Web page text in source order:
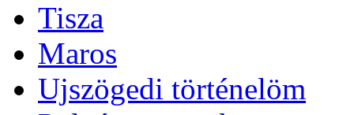
Tisza
Maros
Ujszögedi történelöm